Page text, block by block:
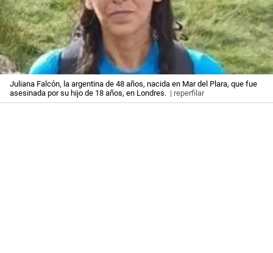
Juliana Falcón, la argentina de 48 años, nacida en Mar del Plara, que fue
asesinada por su hijo de 18 años, en Londres. | reperfilar